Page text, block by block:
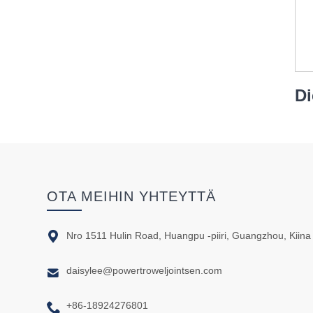
OTA MEIHIN YHTEYTTÄ
 Nro 1511 Hulin Road, Huangpu -piiri, Guangzhou, Kiina
 daisylee@powertroweljointsen.com
 +86-18924276801